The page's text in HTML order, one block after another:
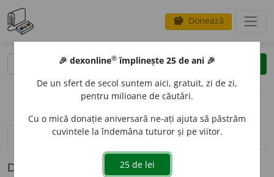
savings Donează
clear
opțiuni
definiții (1)
Definiția cu ID-ul 569399:
🎉 dexonline® împlinește 25 de ani 🎉
De un sfert de secol suntem aici, gratuit, zi de zi,
pentru milioane de căutări.
Cu o mică donație aniversară ne-ați ajuta să păstrăm
cuvintele la îndemâna tuturor și pe viitor.